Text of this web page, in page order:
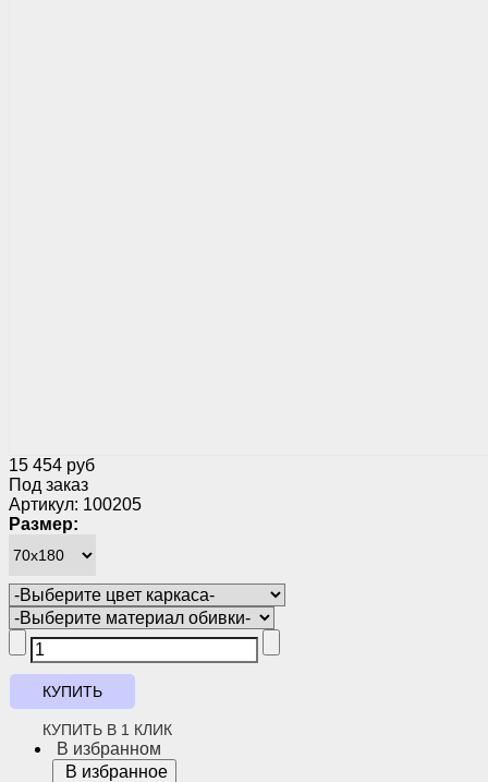
15 454 руб
Под заказ
Артикул: 100205
Размер:
КУПИТЬ В 1 КЛИК
В избранном
В избранное